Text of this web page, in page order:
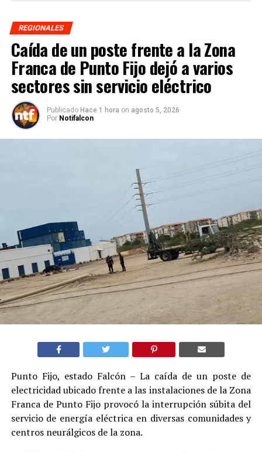
REGIONALES
Caída de un poste frente a la Zona
Franca de Punto Fijo dejó a varios
sectores sin servicio eléctrico
Publicado Hace 1 hora on agosto 5, 2026
Por Notifalcon
Punto Fijo, estado Falcón – La caída de un poste de
electricidad ubicado frente a las instalaciones de la Zona
Franca de Punto Fijo provocó la interrupción súbita del
servicio de energía eléctrica en diversas comunidades y
centros neurálgicos de la zona.